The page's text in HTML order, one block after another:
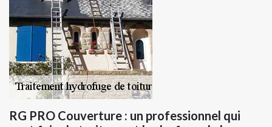
RG PRO Couverture : un professionnel qui